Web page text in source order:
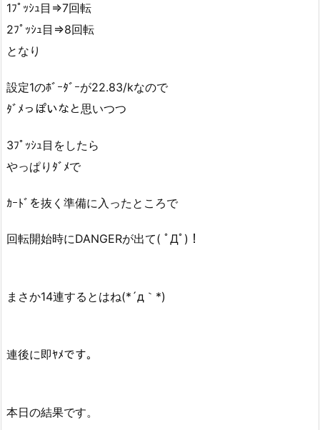
1ﾌﾟｯｼｭ目⇒7回転
2ﾌﾟｯｼｭ目⇒8回転
となり
設定1のﾎﾞｰﾀﾞｰが22.83/kなので
ﾀﾞﾒっぽいなと思いつつ
3ﾌﾟｯｼｭ目をしたら
やっぱりﾀﾞﾒで
ｶｰﾄﾞを抜く準備に入ったところで
回転開始時にDANGERが出て( ﾟДﾟ)！
まさか14連するとはね(*´д｀*)
連後に即ﾔﾒです。
本日の結果です。